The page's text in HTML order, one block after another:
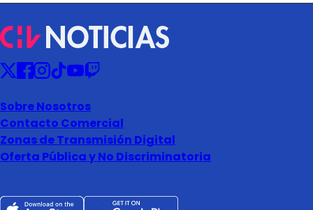
Sobre Nosotros
Contacto Comercial
Zonas de Transmisión Digital
Oferta Pública y No Discriminatoria